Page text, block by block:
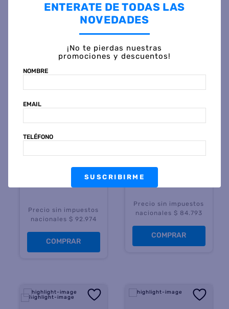
Auriculares SAMSUNG
SM-R410NZWARRO Galaxy
Buds Core
PRECIO CONTADO
Precio sin impuestos
nacionales $ 92.974
COMPRAR
Auricular Wk Design
$ 206.499
102.599
Precio sin impuestos
nacionales $ 84.793
COMPRAR
ENTERATE DE TODAS LAS
NOVEDADES
¡No te pierdas nuestras
promociones y descuentos!
NOMBRE
EMAIL
TELÉFONO
SUSCRIBIRME